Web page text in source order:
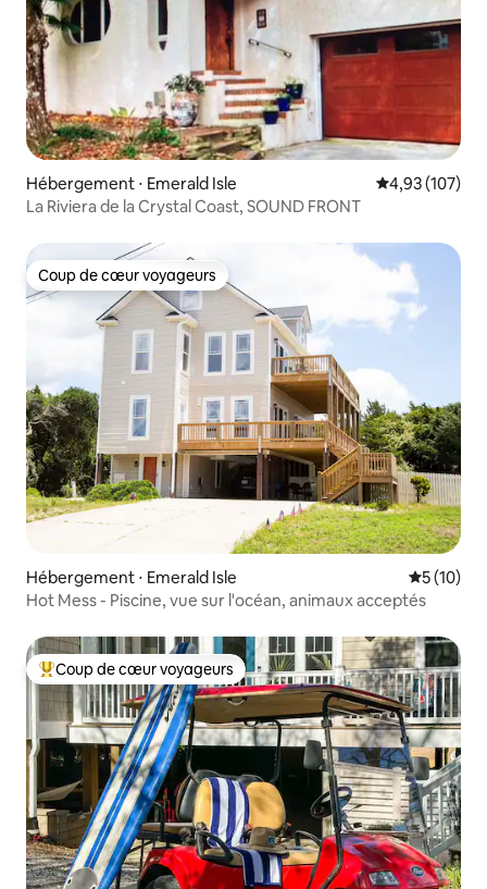
Hébergement ⋅ Emerald Isle Évaluation
4,93 (107)
La Riviera de la Crystal Coast, SOUND FRONT
Coup de cœur voyageurs
Coup de cœur voyageurs
Hébergement ⋅ Emerald Isle
5 (10)
Hot Mess - Piscine, vue sur l'océan, animaux acceptés
Coups de cœur voyageurs les plus appréciés
Coup de cœur voyageurs